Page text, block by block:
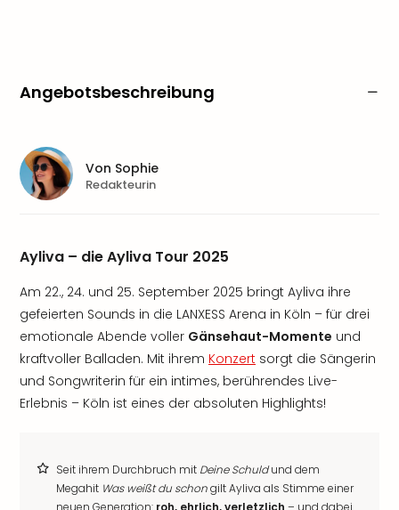
Angebotsbeschreibung
Ayliva – die Ayliva Tour 2025
Am 22., 24. und 25. September 2025 bringt Ayliva ihre
gefeierten Sounds in die LANXESS Arena in Köln – für drei
emotionale Abende voller Gänsehaut-Momente und
kraftvoller Balladen. Mit ihrem Konzert sorgt die Sängerin
und Songwriterin für ein intimes, berührendes Live-
Erlebnis – Köln ist eines der absoluten Highlights!
Seit ihrem Durchbruch mit Deine Schuldund dem
Megahit Was weißt du schongilt Ayliva als Stimme einer
neuen Generation: roh, ehrlich, verletzlich – und dabei
Von Sophie
Redakteurin